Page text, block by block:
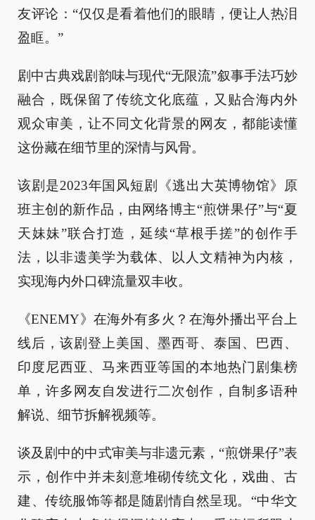
友评论：“仅仅是看着他们的眼睛，便让人热泪
盈眶。”
剧中古典戏剧韵味与现代“无限流”叙事手法巧妙
融合，既保留了传统文化底蕴，又贴合海内外
观众审美，让不同文化背景的网友，都能读懂
这份藏在细节里的深情与风骨。
该剧是2023年国风短剧《逃出大英博物馆》原
班主创的新作品，由网络博主“煎饼果仔”与“夏
天妹妹”联合打造，延续“草根手搓”的创作手
法，以非遗美学为载体、以人文精神为内核，
实现海内外口碑流量双丰收。
《ENEMY》在海外有多火？在海外播出平台上
线后，该剧登上美国、墨西哥、泰国、巴西、
印度尼西亚、马来西亚等国的本地热门剧集榜
单，许多网友自发进行二次创作，自制多语种
解说、细节拆解视频等。
谈及剧中的中式审美与非遗元素，“煎饼果仔”表
示，创作中并未刻意堆砌传统文化，戏曲、古
建、传统服饰等都是随剧情自然呈现。“中华文